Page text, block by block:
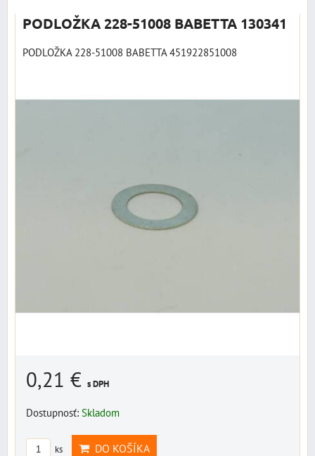
PODLOŽKA 228-51008 BABETTA 130341
PODLOŽKA 228-51008 BABETTA 451922851008
0,21 € s DPH
Dostupnosť: Skladom
ks DO KOŠÍKA